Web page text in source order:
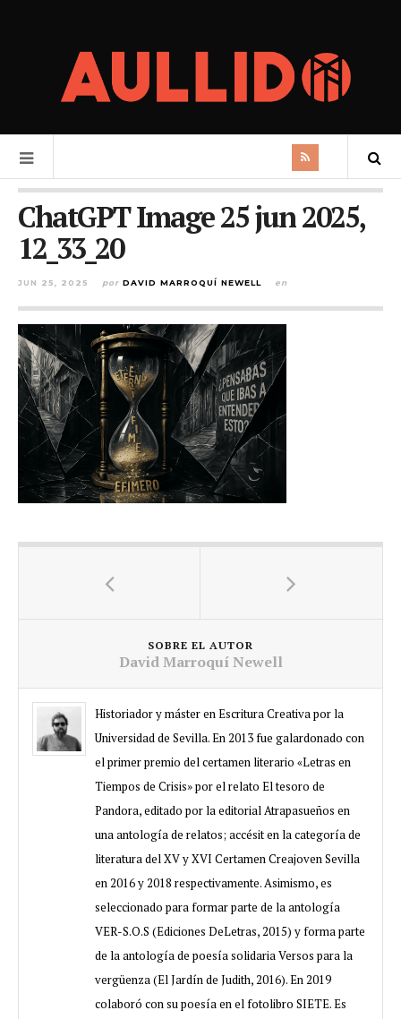
ChatGPT Image 25 jun 2025,
12_33_20
JUN 25, 2025 por DAVID MARROQUÍ NEWELL en
SOBRE EL AUTOR
David Marroquí Newell
Historiador y máster en Escritura Creativa por la
Universidad de Sevilla. En 2013 fue galardonado con
el primer premio del certamen literario «Letras en
Tiempos de Crisis» por el relato El tesoro de
Pandora, editado por la editorial Atrapasueños en
una antología de relatos; accésit en la categoría de
literatura del XV y XVI Certamen Creajoven Sevilla
en 2016 y 2018 respectivamente. Asimismo, es
seleccionado para formar parte de la antología
VER-S.O.S (Ediciones DeLetras, 2015) y forma parte
de la antología de poesía solidaria Versos para la
vergüenza (El Jardín de Judith, 2016). En 2019
colaboró con su poesía en el fotolibro SIETE. Es